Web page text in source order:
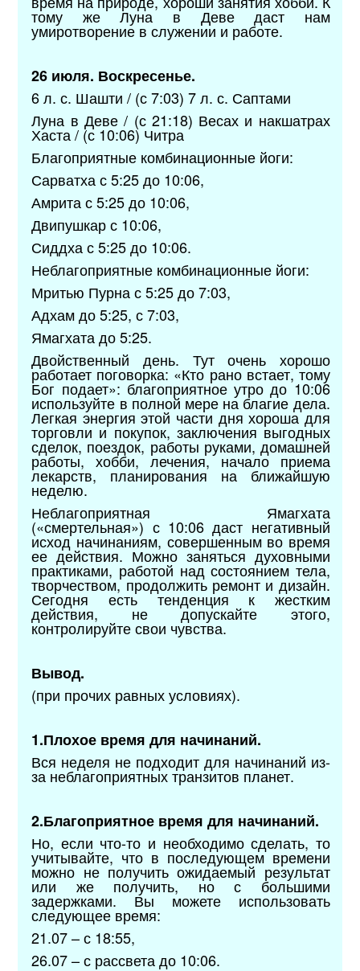
тому же Луна в Деве даст нам
умиротворение в служении и работе.
26 июля. Воскресенье.
6 л. с. Шашти / (с 7:03) 7 л. с. Саптами
Луна в Деве / (с 21:18) Весах и накшатрах
Хаста / (с 10:06) Читра
Благоприятные комбинационные йоги:
Сарватха с 5:25 до 10:06,
Амрита с 5:25 до 10:06,
Двипушкар с 10:06,
Сиддха с 5:25 до 10:06.
Неблагоприятные комбинационные йоги:
Мритью Пурна с 5:25 до 7:03,
Адхам до 5:25, с 7:03,
Ямагхата до 5:25.
Двойственный день. Тут очень хорошо
работает поговорка: «Кто рано встает, тому
Бог подает»: благоприятное утро до 10:06
используйте в полной мере на благие дела.
Легкая энергия этой части дня хороша для
торговли и покупок, заключения выгодных
сделок, поездок, работы руками, домашней
работы, хобби, лечения, начало приема
лекарств, планирования на ближайшую
неделю.
Неблагоприятная Ямагхата
(«смертельная») с 10:06 даст негативный
исход начинаниям, совершенным во время
ее действия. Можно заняться духовными
практиками, работой над состоянием тела,
творчеством, продолжить ремонт и дизайн.
Сегодня есть тенденция к жестким
действия, не допускайте этого,
контролируйте свои чувства.
Вывод.
(при прочих равных условиях).
1.Плохое время для начинаний.
Вся неделя не подходит для начинаний из-
за неблагоприятных транзитов планет.
2.Благоприятное время для начинаний.
Но, если что-то и необходимо сделать, то
учитывайте, что в последующем времени
можно не получить ожидаемый результат
или же получить, но с большими
задержками. Вы можете использовать
следующее время:
21.07 – с 18:55,
26.07 – с рассвета до 10:06.